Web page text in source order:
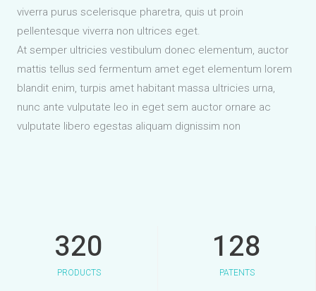
viverra purus scelerisque pharetra, quis ut proin
pellentesque viverra non ultrices eget.
At semper ultricies vestibulum donec elementum, auctor
mattis tellus sed fermentum amet eget elementum lorem
blandit enim, turpis amet habitant massa ultricies urna,
nunc ante vulputate leo in eget sem auctor ornare ac
vulputate libero egestas aliquam dignissim non
320
PRODUCTS
128
PATENTS